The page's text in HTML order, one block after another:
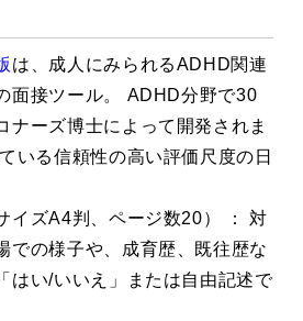
は、成人にみられるADHD関連
面接ツール。 ADHD分野で30
ナーズ博士によって開発されま
いる信頼性の高い評価尺度の日
ズA4判、ページ数20） ： 対
での様子や、成育歴、既往歴な
はい/いいえ」または自由記述で
査
調べる
など